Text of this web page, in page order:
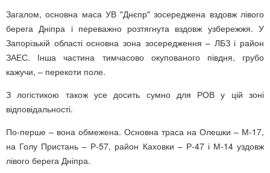
Загалом, основна маса УВ "Днєпр" зосереджена вздовж лівого
берега Дніпра і переважно розтягнута вздовж узбережжя. У
Запорізькій області основна зона зосередження – ЛБЗ і район
ЗАЕС. Інша частина тимчасово окупованого півдня, грубо
кажучи, – перекоти поле.
З логістикою також усе досить сумно для РОВ у цій зоні
відповідальності.
По-перше – вона обмежена. Основна траса на Олешки – М-17,
на Голу Пристань – Р-57, район Каховки – Р-47 і М-14 уздовж
лівого берега Дніпра.